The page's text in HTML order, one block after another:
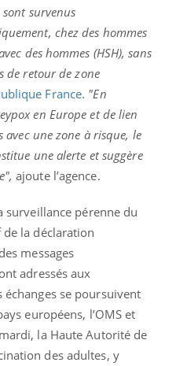
sont survenus
chez des hommes
des hommes (HSH), sans
de retour de zone
France. "En
en Europe et de lien
une zone à risque, le
une alerte et suggère
ajoute l’agence.
surveillance pérenne du
la déclaration
messages
adressés aux
échanges se poursuivent
européens, l’OMS et
la Haute Autorité de
des adultes, y